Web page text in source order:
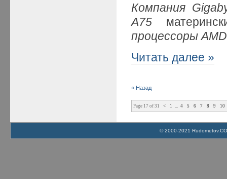
Компания
A75
процессорыAMD
Читать далее »
« Назад
Page 17 of 31 < 1 4 5 6 7 8 9 10
© 2000-2021